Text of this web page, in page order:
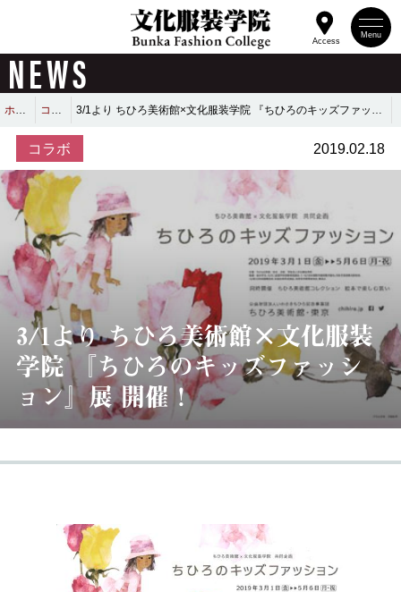
Menu
Access
NEWS
ホーム コラボ 3/1より ちひろ美術館×文化服装学院 『ちひろのキッズファッション』展 開催！
コラボ 2019.02.18
3/1より ちひろ美術館×文化服装
学院 『ちひろのキッズファッシ
ョン』展 開催！